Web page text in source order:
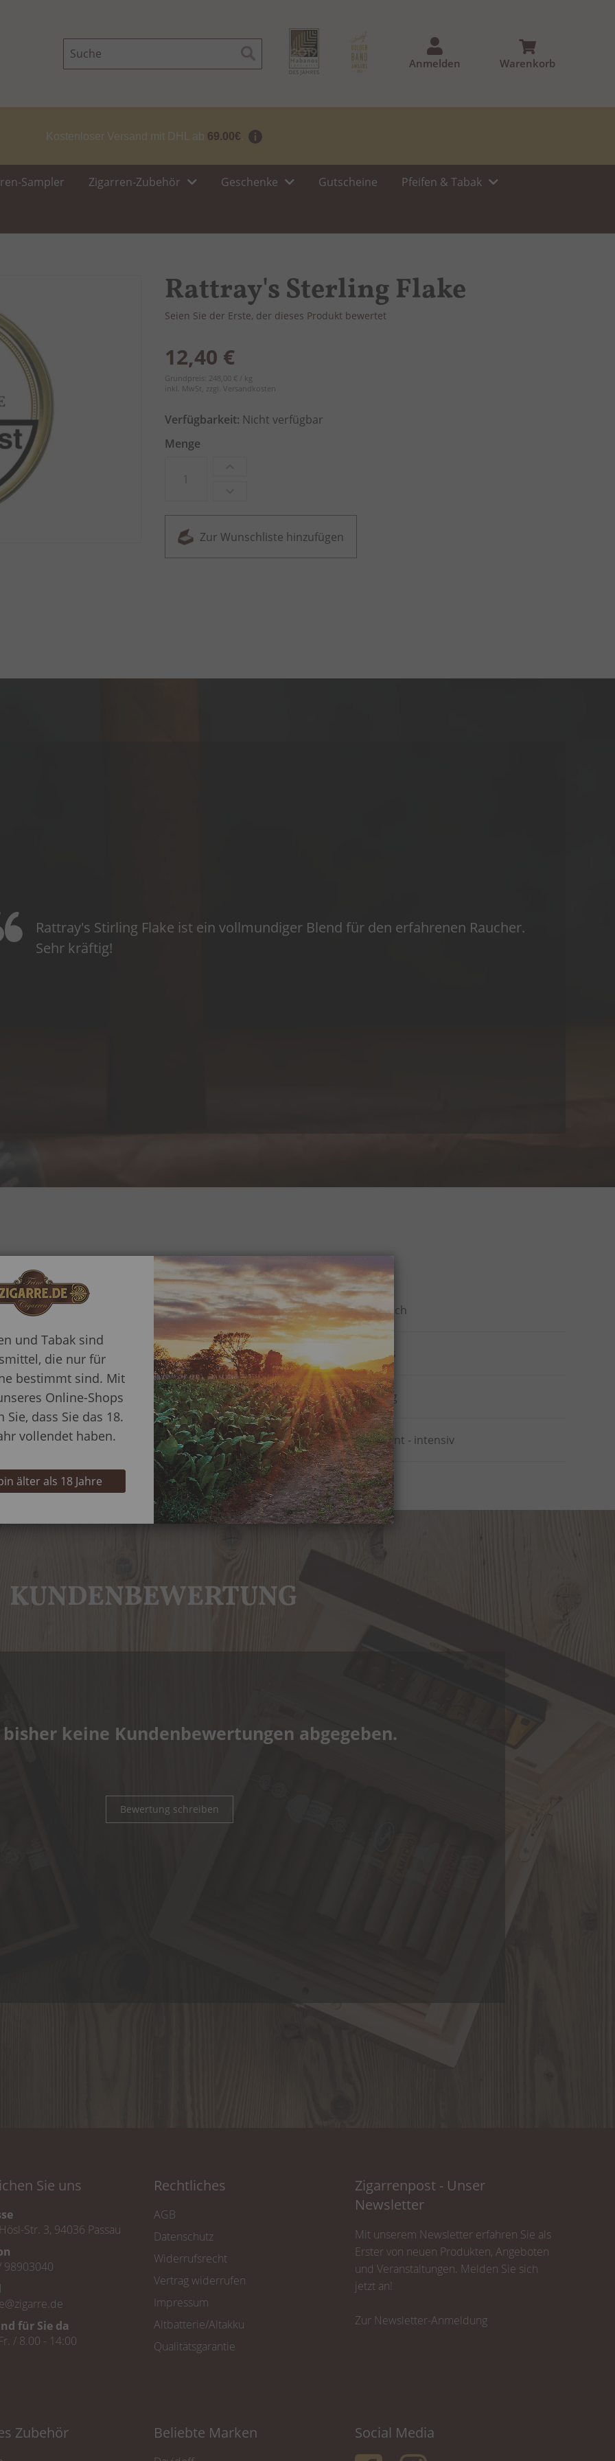
Warenkorb
Suche
Anmelden
Kostenloser Versand mit DHL ab 69.00€.
Sampler Zigarren-Zubehör Geschenke Gutscheine Pfeifen & Tabak
Rattray's Sterling Flake
Seien Sie der Erste, der dieses Produkt bewertet
12,40 €
Grundpreis: 248,00 € / kg
inkl. MwSt, zzgl. Versandkosten
Verfügbarkeit: Nicht verfügbar
Menge
Zur Wunschliste hinzufügen
Rattray's Stirling Flake ist ein vollmundiger Blend für den erfahrenen Raucher.
Sehr kräftig!
zu schätzen
fired Tabake
Daten & Fakten
Mehr
Information
Tabakstyp englisch
Schnitt Flakes
Stärke kräftig
Raumduft present - intensiv
KUNDENBEWERTUNG
bisher keine Kundenbewertungen abgegeben.
Bewertung schreiben
Sie uns
Str. 3, 94036 Passau
98903040
für Sie da
/ 8.00 - 14:00
Rechtliches
AGB
Datenschutz
Widerrufsrecht
Vertrag widerrufen
Impressum
Altbatterie/Altakku
Qualitätsgarantie
Zigarrenpost - Unser
Newsletter
Mit unserem Newsletter erfahren Sie als
Erster von neuen Produkten, Angeboten
und Veranstaltungen. Melden Sie sich
jetzt an!
Zur Newsletter-Anmeldung
Zubehör Beliebte Marken Social Media
und Tabak sind
die nur für
bestimmt sind. Mit
Online-Shops
Sie, dass Sie das 18.
vollendet haben.
älter als 18 Jahre